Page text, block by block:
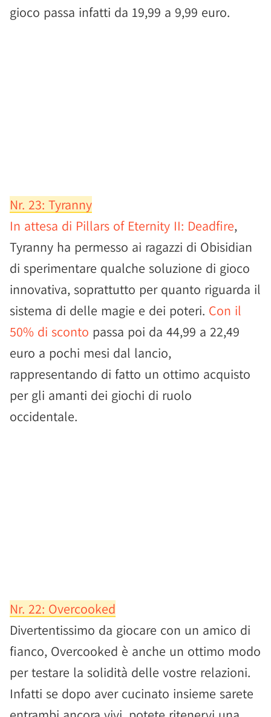
gioco passa infatti da 19,99 a 9,99 euro.
Nr. 23: Tyranny
In attesa di Pillars of Eternity II: Deadfire,
Tyranny ha permesso ai ragazzi di Obisidian
di sperimentare qualche soluzione di gioco
innovativa, soprattutto per quanto riguarda il
sistema di delle magie e dei poteri. Con il
50% di sconto passa poi da 44,99 a 22,49
euro a pochi mesi dal lancio,
rappresentando di fatto un ottimo acquisto
per gli amanti dei giochi di ruolo
occidentale.
Nr. 22: Overcooked
Divertentissimo da giocare con un amico di
fianco, Overcooked è anche un ottimo modo
per testare la solidità delle vostre relazioni.
Infatti se dopo aver cucinato insieme sarete